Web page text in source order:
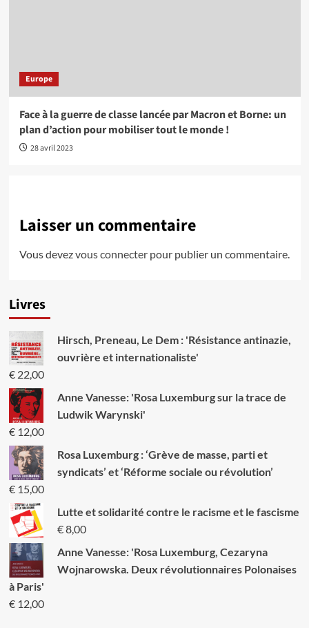
Europe
Face à la guerre de classe lancée par Macron et Borne: un
plan d’action pour mobiliser tout le monde !
28 avril 2023
Laisser un commentaire
Vous devezvous connecterpour publier un commentaire.
Livres
Hirsch, Preneau, Le Dem : 'Résistance antinazie,
ouvrière et internationaliste'
€22,00
Anne Vanesse: 'Rosa Luxemburg sur la trace de
Ludwik Warynski'
€12,00
Rosa Luxemburg : ‘Grève de masse, parti et
syndicats’ et ‘Réforme sociale ou révolution’
€15,00
Lutte et solidarité contre le racisme et le fascisme
€8,00
Anne Vanesse: 'Rosa Luxemburg, Cezaryna
Wojnarowska. Deux révolutionnaires Polonaises
à Paris'
€12,00